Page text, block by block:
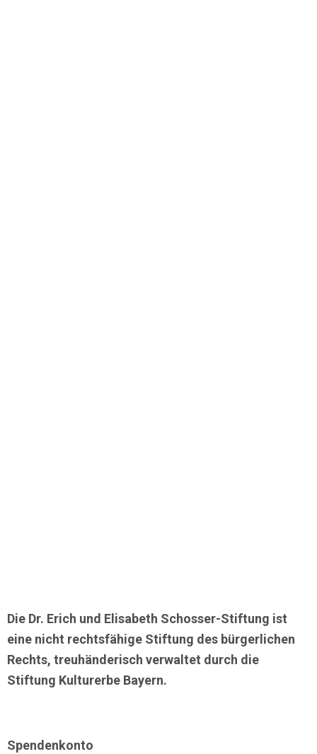
Die Dr. Erich und Elisabeth Schosser-Stiftung ist
eine nicht rechtsfähige Stiftung des bürgerlichen
Rechts, treuhänderisch verwaltet durch die
Stiftung Kulturerbe Bayern.
Spendenkonto